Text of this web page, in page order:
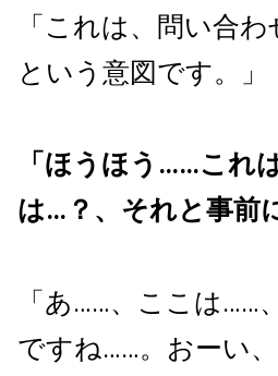
「これは、問い合
という意図です。」
「ほうほう……これ
は…？、それと事前
「あ……、ここは……
ですね……。おーい